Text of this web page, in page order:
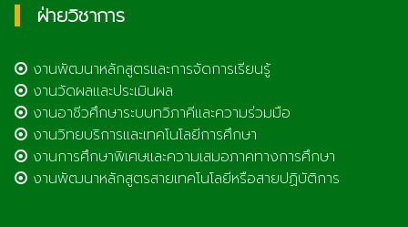
ฝ่ายวิชาการ
งานพัฒนาหลักสูตรและการจัดการเรียนรู้
งานวัดผลและประเมินผล
งานอาชีวศึกษาระบบทวิภาคีและความร่วมมือ
งานวิทยบริการและเทคโนโลยีการศึกษา
งานการศึกษาพิเศษและความเสมอภาคทางการศึกษา
งานพัฒนาหลักสูตรสายเทคโนโลยีหรือสายปฏิบัติการ